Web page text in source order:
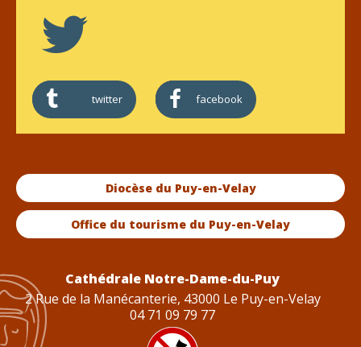
twitter facebook
Diocèse du Puy-en-Velay
Office du tourisme du Puy-en-Velay
Cathédrale Notre-Dame-du-Puy
2 Rue de la Manécanterie, 43000 Le Puy-en-Velay
04 71 09 79 77